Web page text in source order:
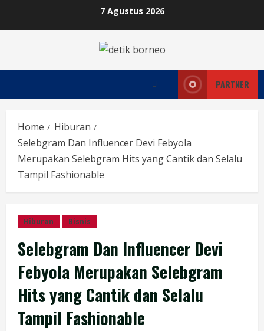
7 Agustus 2026
PARTNER
Home
Hiburan
Selebgram Dan Influencer Devi Febyola
Merupakan Selebgram Hits yang Cantik dan Selalu
Tampil Fashionable
Hiburan Bisnis
Selebgram Dan Influencer Devi
Febyola Merupakan Selebgram
Hits yang Cantik dan Selalu
Tampil Fashionable